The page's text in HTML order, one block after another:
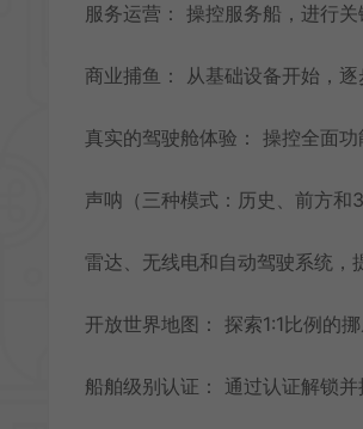
服务运营： 操控服务船，进行
商业捕鱼： 从基础设备开始，
真实的驾驶舱体验： 操控全面功
声呐（三种模式：历史、前方和
雷达、无线电和自动驾驶系统，
开放世界地图： 探索1:1比例的
船舶级别认证： 通过认证解锁并